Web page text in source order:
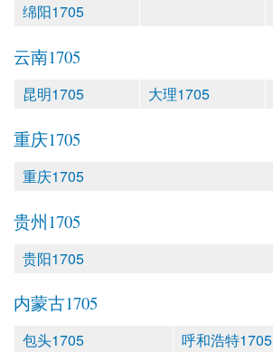
绵阳1705
云南1705
昆明1705 大理1705
重庆1705
重庆1705
贵州1705
贵阳1705
内蒙古1705
包头1705 呼和浩特1705